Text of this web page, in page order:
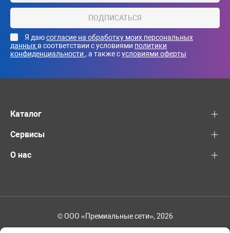
ПОДПИСАТЬСЯ
Я даюсогласие на обработку моих персональных
данных в соответствии с условиями политики
конфиденциальности , а также сусловиями оферты
Каталог
Сервисы
О нас
© ООО «Премиальные сети», 2026